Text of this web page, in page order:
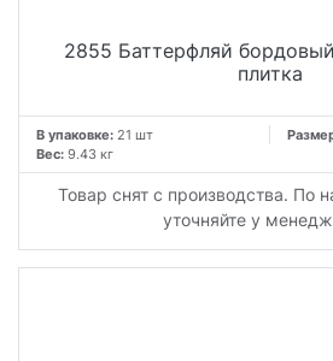
2855 Баттерфляй
плитка
В упаковке: 21 шт
Вес: 9.43 кг
Товар снят с производства. По
уточняйте у